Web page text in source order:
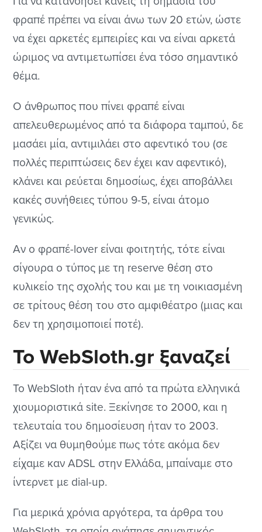
φραπέ πρέπει να είναι άνω των 20 ετών, ώστε
να έχει αρκετές εμπειρίες και να είναι αρκετά
ώριμος να αντιμετωπίσει ένα τόσο σημαντικό
θέμα.
Ο άνθρωπος που πίνει φραπέ είναι
απελευθερωμένος από τα διάφορα ταμπού, δε
μασάει μία, αντιμιλάει στο αφεντικό του (σε
πολλές περιπτώσεις δεν έχει καν αφεντικό),
κλάνει και ρεύεται δημοσίως, έχει αποβάλλει
κακές συνήθειες τύπου 9-5, είναι άτομο
γενικώς.
Αν ο φραπέ-lover είναι φοιτητής, τότε είναι
σίγουρα ο τύπος με τη reserve θέση στο
κυλικείο της σχολής του και με τη νοικιασμένη
σε τρίτους θέση του στο αμφιθέατρο (μιας και
δεν τη χρησιμοποιεί ποτέ).
Το WebSloth.gr ξαναζεί
Το WebSloth ήταν ένα από τα πρώτα ελληνικά
χιουμοριστικά site. Ξεκίνησε το 2000, και η
τελευταία του δημοσίευση ήταν το 2003.
Αξίζει να θυμηθούμε πως τότε ακόμα δεν
είχαμε καν ADSL στην Ελλάδα, μπαίναμε στο
ίντερνετ με dial-up.
Για μερικά χρόνια αργότερα, τα άρθρα του